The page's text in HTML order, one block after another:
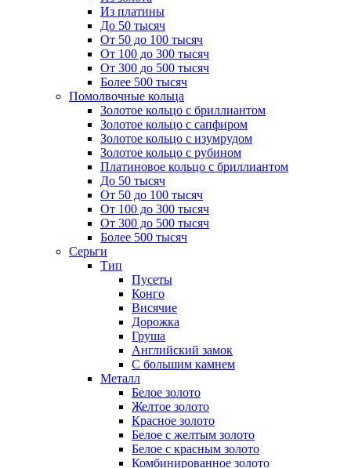
Из платины
До 50 тысяч
От 50 до 100 тысяч
От 100 до 300 тысяч
От 300 до 500 тысяч
Более 500 тысяч
Помолвочные кольца
Золотое кольцо с бриллиантом
Золотое кольцо с сапфиром
Золотое кольцо с изумрудом
Золотое кольцо с рубином
Платиновое кольцо с бриллиантом
До 50 тысяч
От 50 до 100 тысяч
От 100 до 300 тысяч
От 300 до 500 тысяч
Более 500 тысяч
Серьги
Тип
Пусеты
Конго
Висячие
Дорожка
Груша
Английский замок
С большим камнем
Металл
Белое золото
Желтое золото
Красное золото
Белое с желтым золото
Белое с красным золото
Комбинированное золото